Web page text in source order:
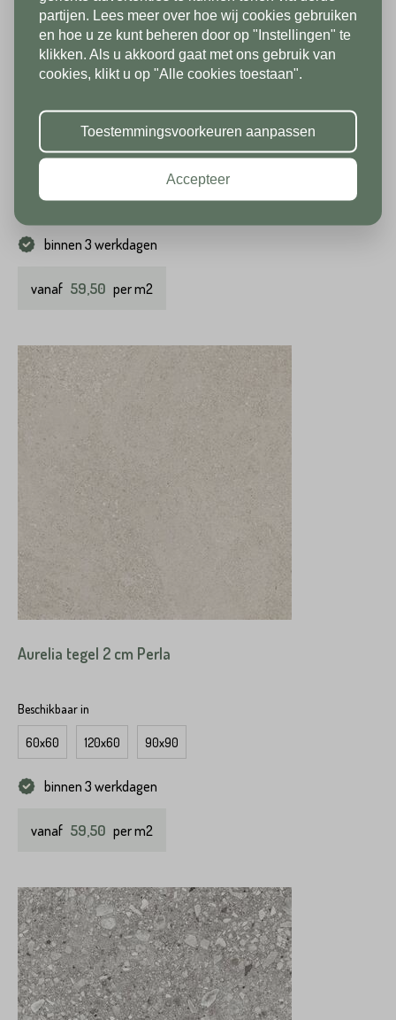
Aurelia tegel 2 cm Avorio
Beschikbaar in
60x60 120x60 120x120 90x90
binnen 3 werkdagen
vanaf 59,50 per m2
Aurelia tegel 2 cm Perla
Beschikbaar in
60x60 120x60 90x90
binnen 3 werkdagen
vanaf 59,50 per m2
vakantiesluiting zijn wij vanaf 1/8
tot en met 9/8 gesloten. Vanaf
10/8 zien we jullie graag weer bij
ons in de showroom. Fijne
vakantie!
partijen. Lees meer over hoe wij cookies gebruiken
en hoe u ze kunt beheren door op "Instellingen" te
klikken. Als u akkoord gaat met ons gebruik van
cookies, klikt u op "Alle cookies toestaan".
Toestemmingsvoorkeuren aanpassen
Accepteer